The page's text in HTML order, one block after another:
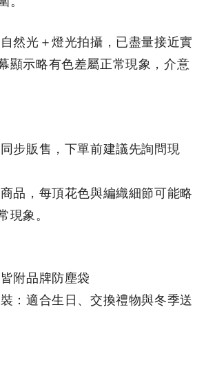
然光＋燈光拍攝，已盡量接近實
顯示略有色差屬正常現象，介意
步販售，下單前建議先詢問現
品，每頂花色與編織細節可能略
現象。
附品牌防塵袋
：適合生日、交換禮物與冬季送